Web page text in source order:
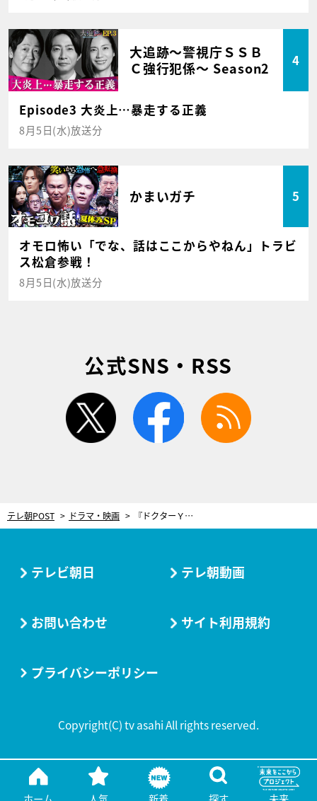
大追跡～警視庁ＳＳＢ
Ｃ強行犯係～ Season2
4
Episode3 大炎上…暴走する正義
8月5日(水)放送分
かまいガチ 5
オモロ怖い「でな、話はここからやねん」トラビ
ス松倉参戦！
8月5日(水)放送分
公式SNS・RSS
twitter facebook
テレ朝POST ドラマ・映画 『ドクターＹ』に“心強い”共演者！満島真之介、武田玲奈、そして風吹ジュンが初参戦
テレビ朝日 テレ朝動画
お問い合わせ サイト利用規約
プライバシーポリシー
Copyright(C) tv asahi All rights reserved.